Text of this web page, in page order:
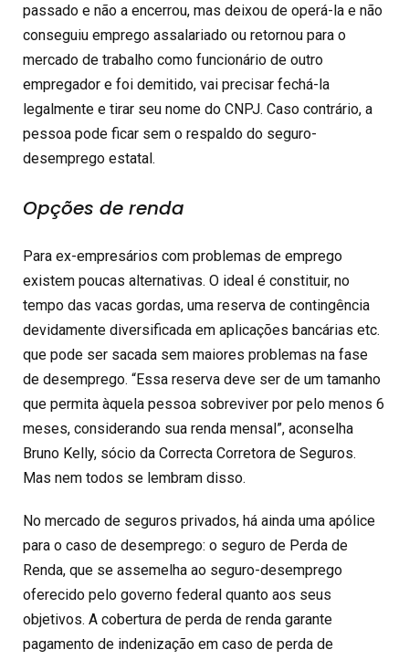
passado e não a encerrou, mas deixou de operá-la e não
conseguiu emprego assalariado ou retornou para o
mercado de trabalho como funcionário de outro
empregador e foi demitido, vai precisar fechá-la
legalmente e tirar seu nome do CNPJ. Caso contrário, a
pessoa pode ficar sem o respaldo do seguro-
desemprego estatal.
Opções de renda
Para ex-empresários com problemas de emprego
existem poucas alternativas. O ideal é constituir, no
tempo das vacas gordas, uma reserva de contingência
devidamente diversificada em aplicações bancárias etc.
que pode ser sacada sem maiores problemas na fase
de desemprego. “Essa reserva deve ser de um tamanho
que permita àquela pessoa sobreviver por pelo menos 6
meses, considerando sua renda mensal”, aconselha
Bruno Kelly, sócio da Correcta Corretora de Seguros.
Mas nem todos se lembram disso.
No mercado de seguros privados, há ainda uma apólice
para o caso de desemprego: o seguro de Perda de
Renda, que se assemelha ao seguro-desemprego
oferecido pelo governo federal quanto aos seus
objetivos. A cobertura de perda de renda garante
pagamento de indenização em caso de perda de